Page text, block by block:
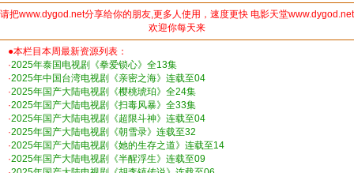
请把www.dygod.net分享给你的朋友,更多人使用，速度更快 电影天堂www.dygod.net
欢迎你每天来
●本栏目本周最新资源列表：
·2025年泰国电视剧《拳爱锁心》全13集
·2025年中国台湾电视剧《亲密之海》连载至04
·2025年国产大陆电视剧《樱桃琥珀》全24集
·2025年国产大陆电视剧《扫毒风暴》全33集
·2025年国产大陆电视剧《超限斗神》连载至04
·2025年国产大陆电视剧《朝雪录》连载至32
·2025年国产大陆电视剧《她的生存之道》连载至14
·2025年国产大陆电视剧《半醒浮生》连载至09